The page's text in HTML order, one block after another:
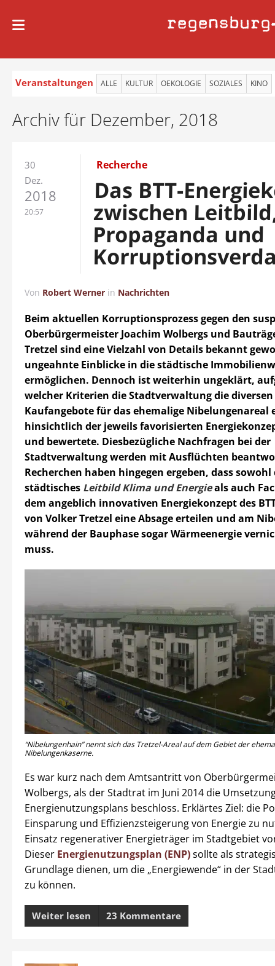
regensburg
Veranstaltungen ALLE KULTUR OEKOLOGIE SOZIALES KINO
Archiv für Dezember, 2018
30
Dez.
2018
20:57
Recherche
Das BTT-
zwischen
Propaganda und
Von Robert Werner in Nachrichten
Beim aktuellen Korruptionsprozess gegen den
Oberbürgermeister Joachim Wolbergs und
Tretzel sind eine Vielzahl von Details bekannt
ungeahnte Einblicke in die städtische
ermöglichen. Dennoch ist weiterhin ungeklärt,
welcher Kriterien die Stadtverwaltung die diversen
Kaufangebote für das ehemalige Nibelungenareal
hinsichtlich der jeweils favorisierten
und bewertete. Diesbezügliche Nachfragen bei der
Stadtverwaltung werden mit Ausflüchten
Recherchen haben hingegen ergeben, dass sowohl
städtisches Leitbild Klima und Energieals auch
dem angeblich innovativen Energiekonzept des
von Volker Tretzel eine Absage erteilen und am
während der Bauphase sogar Wärmeenergie
muss.
“Nibelungenhain” nennt sich das Tretzel-Areal auf dem Gebiet der
Nibelungenkaserne.
Es war kurz nach dem Amtsantritt von
Wolbergs, als der Stadtrat im Juni 2014 die
Energienutzungsplans beschloss. Erklärtes Ziel: die
Einsparung und Effizienzsteigerung von Energie zu
Einsatz regenerativer Energieträger im Stadtgebiet
Dieser Energienutzungsplan (ENP)sollte als
Grundlage dienen, um die „Energiewende“ in der
zu können.
Weiter lesen 23 Kommentare